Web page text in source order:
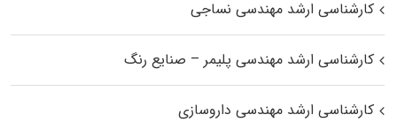
کارشناسی ارشد مهندسی نساجی
کارشناسی ارشد مهندسی پلیمر – صنایع رنگ
کارشناسی ارشد مهندسی داروسازی